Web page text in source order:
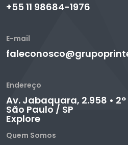
+55 11 98684-1976
E-mail
Endereço
Av. Jabaquara, 2.958 •
São Paulo / SP
Explore
Quem Somos